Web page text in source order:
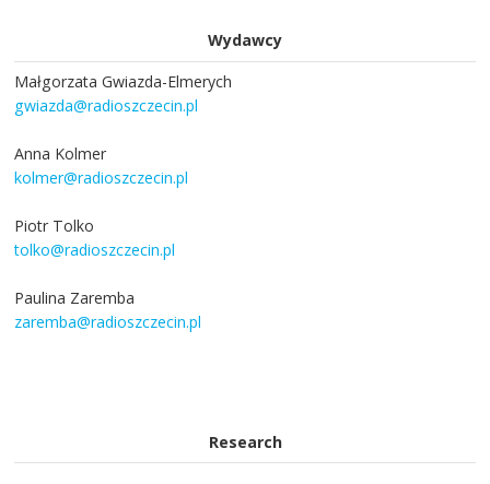
Wydawcy
Małgorzata Gwiazda-Elmerych
gwiazda@radioszczecin.pl
Anna Kolmer
kolmer@radioszczecin.pl
Piotr Tolko
tolko@radioszczecin.pl
Paulina Zaremba
zaremba@radioszczecin.pl
Research